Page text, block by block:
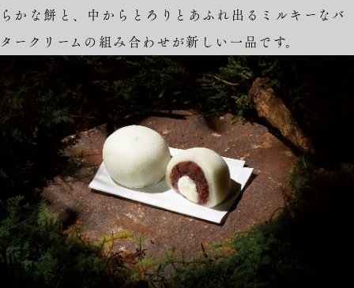
らかな餅と、中からとろりとあふれ出るミルキーなバ
タークリームの組み合わせが新しい一品です。